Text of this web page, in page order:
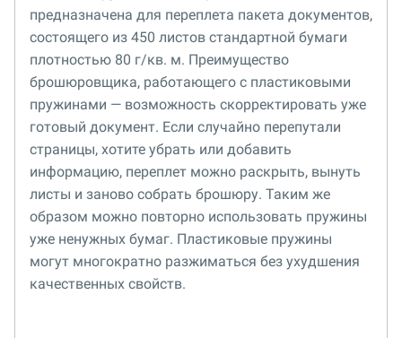
предназначена для переплета пакета документов,
состоящего из 450 листов стандартной бумаги
плотностью 80 г/кв. м. Преимущество
брошюровщика, работающего с пластиковыми
пружинами — возможность скорректировать уже
готовый документ. Если случайно перепутали
страницы, хотите убрать или добавить
информацию, переплет можно раскрыть, вынуть
листы и заново собрать брошюру. Таким же
образом можно повторно использовать пружины
уже ненужных бумаг. Пластиковые пружины
могут многократно разжиматься без ухудшения
качественных свойств.